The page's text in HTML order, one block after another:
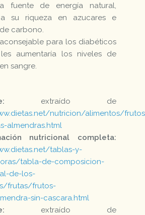
fuente de energía natural,
su riqueza en azucares e
carbono.
para los diabéticos
aumentaría los niveles de
sangre.
extraído de
nutricion/alimentos/
almendras.html
nutricional completa:
tablas-y-
tabla-de-composicion-
de-los-
frutas/frutos-
sin-cascara.html
extraído de